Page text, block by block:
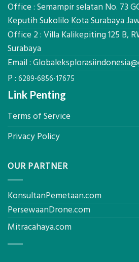
Ukur
Presisi
Akurat
Office : Semampir selatan No. 73
Keputih Sukolilo Kota Surabaya
Office 2 : Villa Kalikepiting 125 B,
Surabaya
Email :
P : 6289-6856-17675
Link Penting
Terms of Service
Privacy Policy
OUR PARTNER
KonsultanPemetaan.com
PersewaanDrone.com
Mitracahaya.com